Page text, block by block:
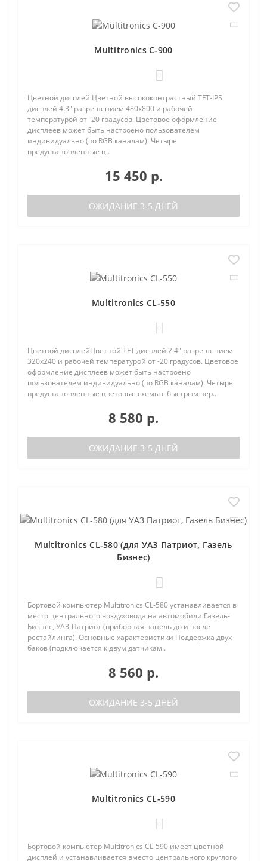
Multitronics C-900
Цветной дисплей Цветной высококонтрастный TFT-IPS
дисплей 4.3" разрешением 480х800 и рабочей
температурой от -20 градусов. Цветовое оформление
дисплеев может быть настроено пользователем
индивидуально (по RGB каналам). Четыре
предустановленные ц..
15 450 р.
ОЖИДАНИЕ 3-5 ДНЕЙ
Multitronics CL-550
Цветной дисплейЦветной TFT дисплей 2.4" разрешением
320х240 и рабочей температурой от -20 градусов. Цветовое
оформление дисплеев может быть настроено
пользователем индивидуально (по RGB каналам). Четыре
предустановленные цветовые схемы с быстрым пер..
8 580 р.
ОЖИДАНИЕ 3-5 ДНЕЙ
Multitronics CL-580 (для УАЗ Патриот, Газель
Бизнес)
Бортовой компьютер Multitronics CL-580 устанавливается в
место центрального воздуховода на автомобили Газель-
Бизнес, УАЗ-Патриот (приборная панель до и после
рестайлинга). Основные характеристики Поддержка двух
баков (подключается к двум датчикам..
8 560 р.
ОЖИДАНИЕ 3-5 ДНЕЙ
Multitronics CL-590
Бортовой компьютер Multitronics CL-590 имеет цветной
дисплей и устанавливается вместо центрального круглого